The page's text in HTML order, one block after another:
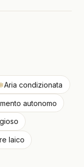
Aria condizionata
autonomo
laico